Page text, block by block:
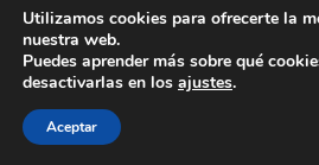
© Youhomey Global S.L.U | Todos
Utilizamos cookies para ofrecerte la
nuestra web.
Puedes aprender más sobre qué
desactivarlas en los ajustes.
Aceptar